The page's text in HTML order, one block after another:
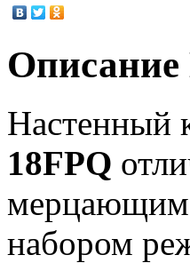
Описание
Настенный
18FPQ
мерцающим
набором